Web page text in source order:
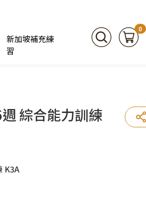
新加坡補充練
習
0
綜合能力訓練
K3A